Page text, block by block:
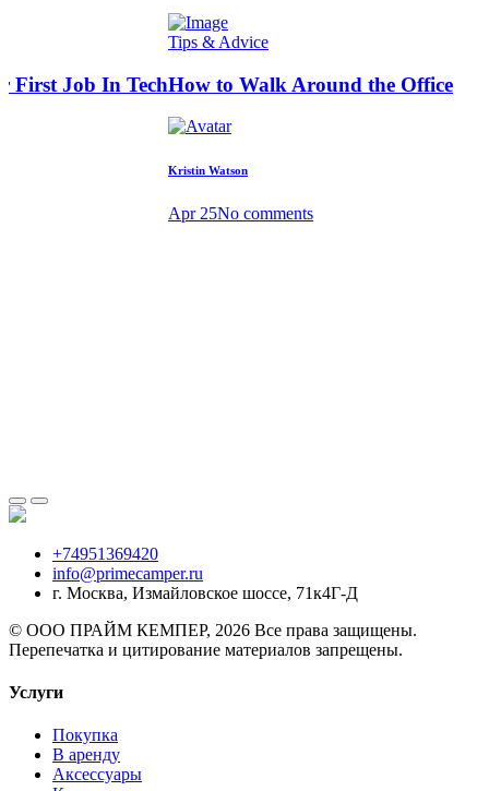
First Job In Tech
Tips & Advice
How to Walk Around the Office
Kristin Watson
Apr 25No comments
+74951369420
info@primecamper.ru
г. Москва, Измайловское шоссе, 71к4Г-Д
© ООО ПРАЙМ КЕМПЕР, 2026 Все права защищены.
Перепечатка и цитирование материалов запрещены.
Услуги
Покупка
В аренду
Аксессуары